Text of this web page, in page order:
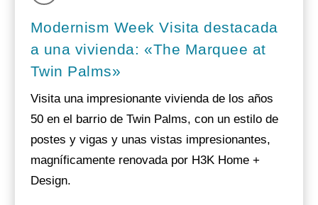
Modernism Week Visita destacada
a una vivienda: «The Marquee at
Twin Palms»
Visita una impresionante vivienda de los años
50 en el barrio de Twin Palms, con un estilo de
postes y vigas y unas vistas impresionantes,
magníficamente renovada por H3K Home +
Design.